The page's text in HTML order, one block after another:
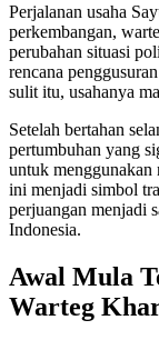
Perjalanan usaha
perkembangan,
perubahan situasi
rencana
sulit itu, usahanya
Setelah bertahan
pertumbuhan yang
untuk menggunakan
ini menjadi simbol
perjuangan menjadi
Indonesia.
Awal Mula
Warteg